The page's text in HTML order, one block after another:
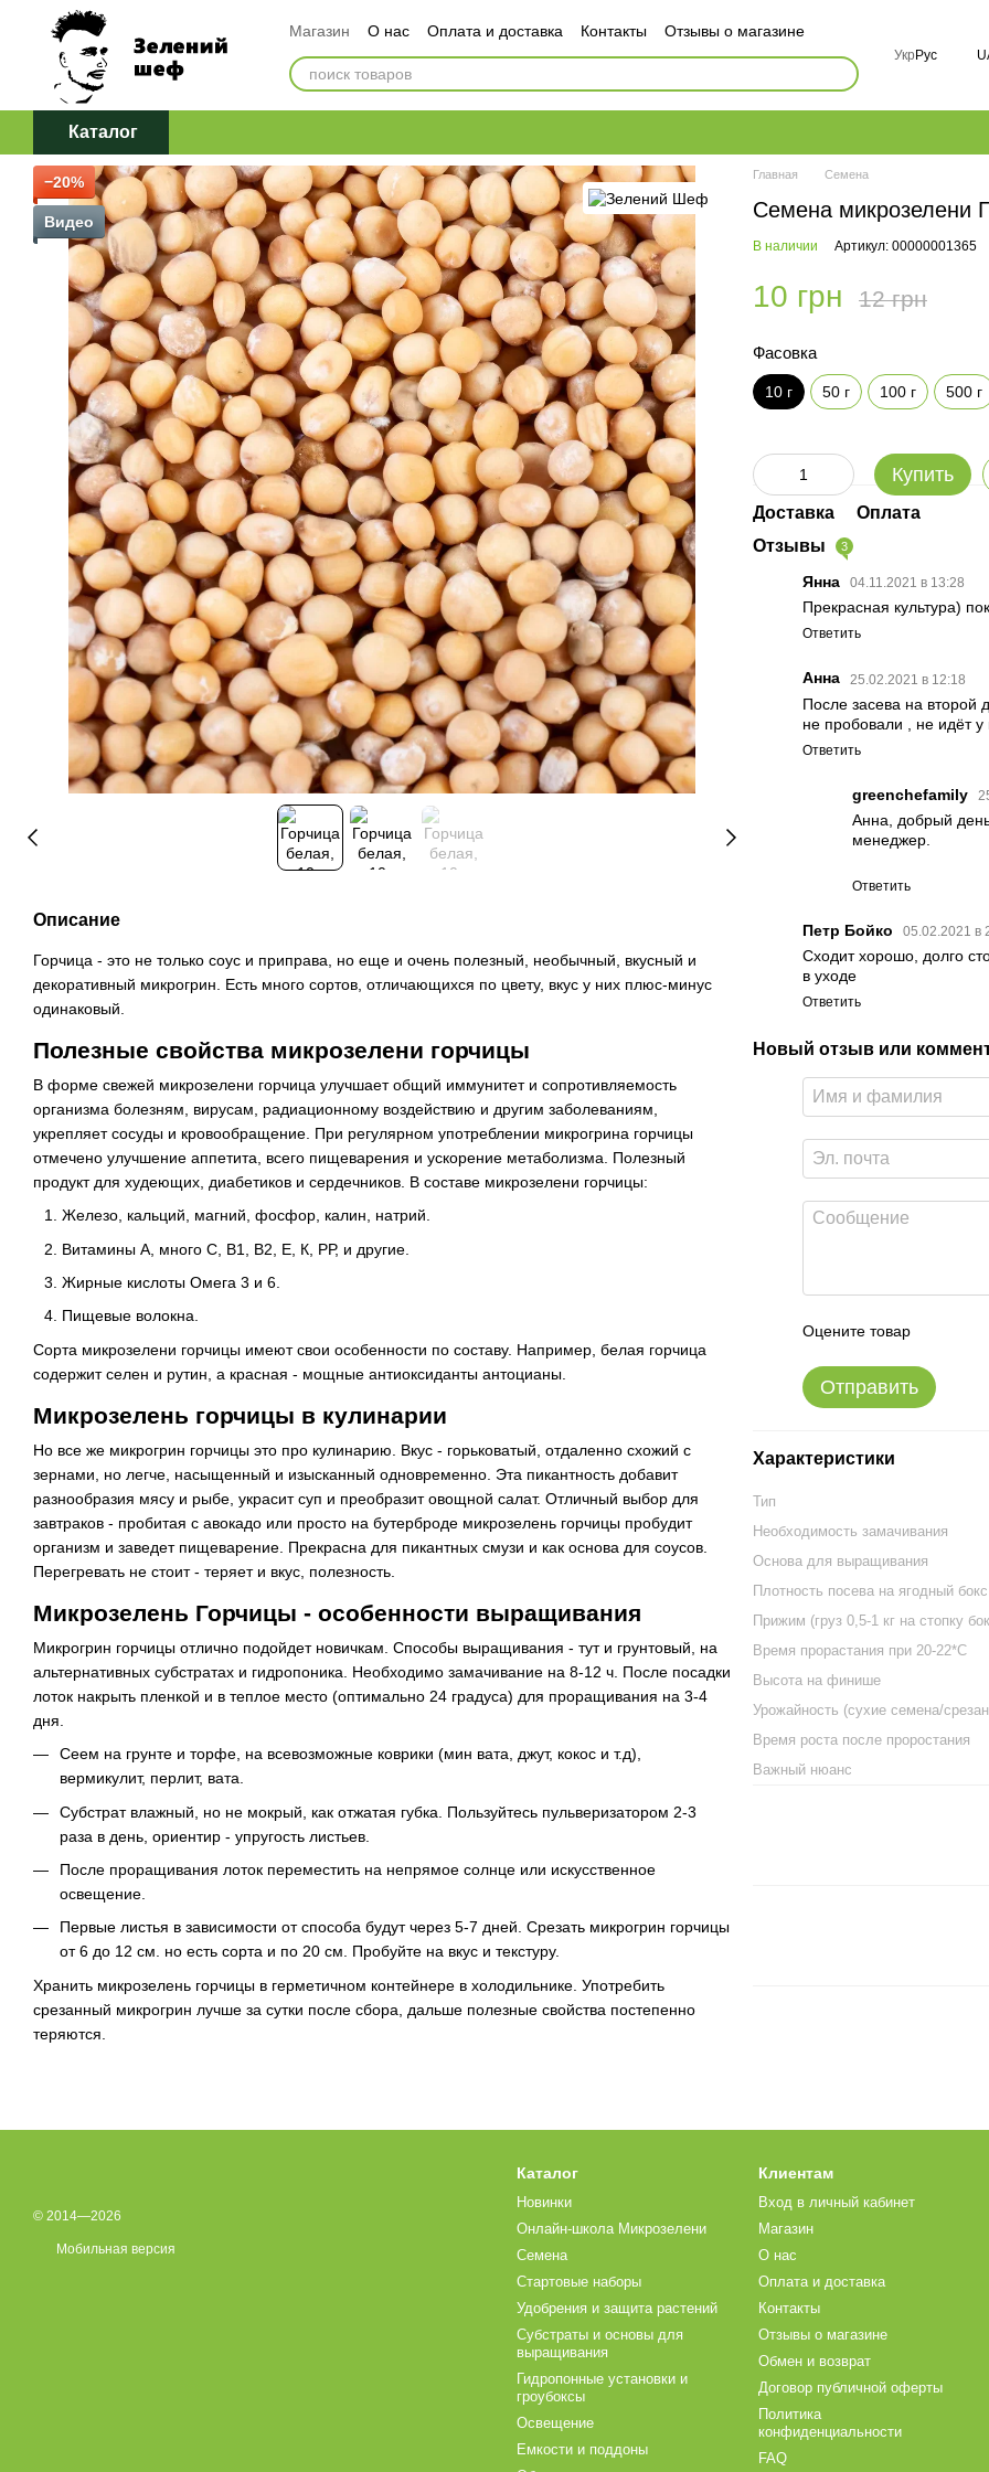
Перейти к основному контенту
Магазин О нас Оплата и доставка Контакты
Отзывы о магазине
Обмен и возврат
Договор публичной оферты
Политика конфиденциальности
Укр Рус
Каталог
−20%
Видео
Описание
Горчица - это не только соус и приправа, но еще и очень полезный, необычный, вкусный и
декоративный микрогрин. Есть много сортов, отличающихся по цвету, вкус у них плюс-минус
одинаковый.
Полезные свойства микрозелени горчицы
В форме свежей микрозелени горчица улучшает общий иммунитет и сопротивляемость
организма болезням, вирусам, радиационному воздействию и другим заболеваниям,
укрепляет сосуды и кровообращение. При регулярном употреблении микрогрина горчицы
отмечено улучшение аппетита, всего пищеварения и ускорение метаболизма. Полезный
продукт для худеющих, диабетиков и сердечников. В составе микрозелени горчицы:
Железо, кальций, магний, фосфор, калин, натрий.
Витамины А, много С, В1, В2, Е, К, РР, и другие.
Жирные кислоты Омега 3 и 6.
Пищевые волокна.
Сорта микрозелени горчицы имеют свои особенности по составу. Например, белая горчица
содержит селен и рутин, а красная - мощные антиоксиданты антоцианы.
Микрозелень горчицы в кулинарии
Но все же микрогрин горчицы это про кулинарию. Вкус - горьковатый, отдаленно схожий с
зернами, но легче, насыщенный и изысканный одновременно. Эта пикантность добавит
разнообразия мясу и рыбе, украсит суп и преобразит овощной салат. Отличный выбор для
завтраков - пробитая с авокадо или просто на бутерброде микрозелень горчицы пробудит
организм и заведет пищеварение. Прекрасна для пикантных смузи и как основа для соусов.
Перегревать не стоит - теряет и вкус, полезность.
Микрозелень Горчицы - особенности выращивания
Микрогрин горчицы отлично подойдет новичкам. Способы выращивания - тут и грунтовый, на
альтернативных субстратах и гидропоника. Необходимо замачивание на 8-12 ч. После посадки
лоток накрыть пленкой и в теплое место (оптимально 24 градуса) для проращивания на 3-4
дня.
Сеем на грунте и торфе, на всевозможные коврики (мин вата, джут, кокос и т.д),
вермикулит, перлит, вата.
Субстрат влажный, но не мокрый, как отжатая губка. Пользуйтесь пульверизатором 2-3
раза в день, ориентир - упругость листьев.
После проращивания лоток переместить на непрямое солнце или искусственное
освещение.
Первые листья в зависимости от способа будут через 5-7 дней. Срезать микрогрин горчицы
от 6 до 12 см. но есть сорта и по 20 см. Пробуйте на вкус и текстуру.
Хранить микрозелень горчицы в герметичном контейнере в холодильнике. Употребить
срезанный микрогрин лучше за сутки после сбора, дальше полезные свойства постепенно
теряются.
Главная Семена
Семена микрозелени
В наличии Артикул: 00000001365
10 грн 12 грн
Фасовка
10 г 50 г 100 г 500 г
Купить
Доставка
Оплата
Отзывы
3
Янна 04.11.2021 в 13:28
Прекрасная культура)
Ответить
Анна 25.02.2021 в 12:18
После засева на второй
не пробовали , не идёт у
Ответить
greenchefamily
Анна, добрый
менеджер.
Ответить
Петр Бойко 05.02.2021 в
Сходит хорошо, долго
в уходе
Ответить
Новый отзыв или
Оцените товар
Отправить
Характеристики
Тип
Необходимость замачивания
Основа для выращивания
Плотность посева на ягодный
Прижим (груз 0,5-1 кг на стопку
Время прорастания при 20-22*C
Высота на финише
Урожайность (сухие семена/
Время роста после проростания
Важный нюанс
© 2014—2026
Мобильная версия
Каталог
Новинки
Онлайн-школа Микрозелени
Семена
Стартовые наборы
Удобрения и защита растений
Субстраты и основы для
выращивания
Гидропонные установки и
гроубоксы
Освещение
Емкости и поддоны
Клиентам
Вход в личный кабинет
Магазин
О нас
Оплата и доставка
Контакты
Отзывы о магазине
Обмен и возврат
Договор публичной оферты
Политика
конфиденциальности
FAQ